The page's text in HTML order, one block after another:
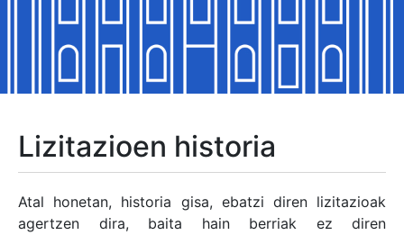
Erakutsi/Ezkutatu
Erakutsi/Ezkutatu
Erakutsi/Ezkutatu
Erakutsi/Ezkutatu
Lizitazioen historia
Atal honetan, historia gisa, ebatzi diren lizitazioak
agertzen dira, baita hain berriak ez diren